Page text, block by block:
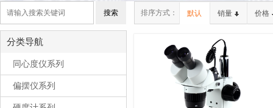
分类导航
同心度仪系列
偏摆仪系列
排序方式： 默认 销量 价格